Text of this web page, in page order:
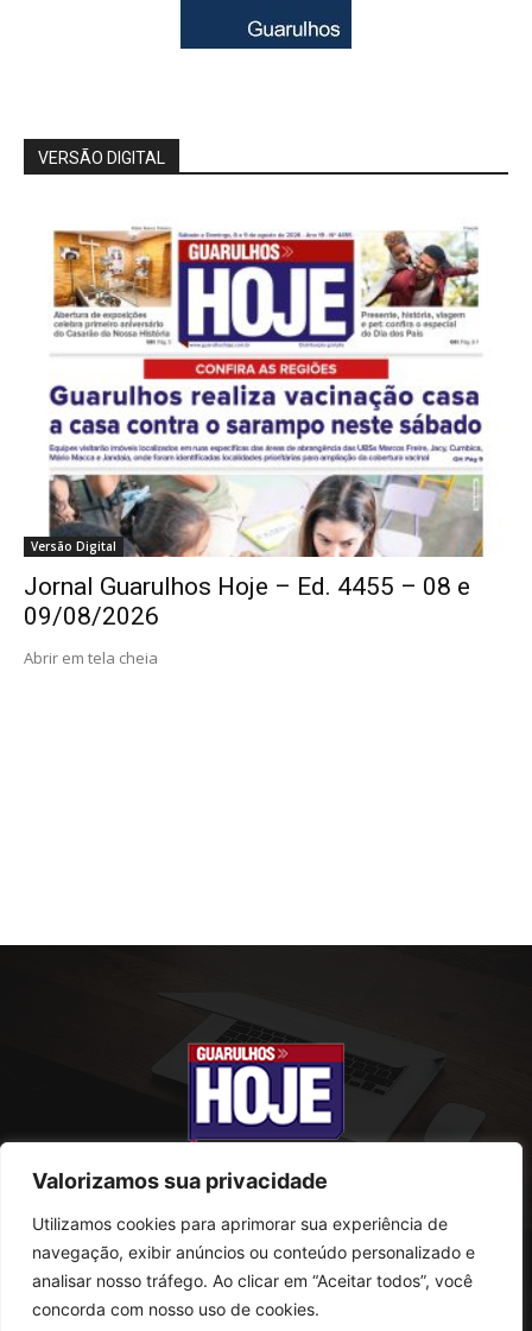
Valorizamos sua privacidade
Utilizamos cookies para aprimorar sua experiência de
navegação, exibir anúncios ou conteúdo personalizado e
analisar nosso tráfego. Ao clicar em “Aceitar todos”, você
concorda com nosso uso de cookies.
VERSÃO DIGITAL
Versão Digital
Jornal Guarulhos Hoje – Ed. 4455 – 08 e
09/08/2026
Abrir em tela cheia
SOBRE NÓS
Rua Conselheiro Antonio Prado, 121